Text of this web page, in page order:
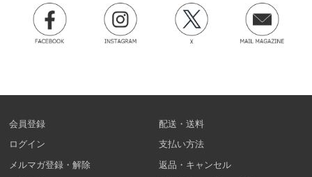
会員登録
ログイン
メルマガ登録・解除
配送・送料
支払い方法
返品・キャンセル